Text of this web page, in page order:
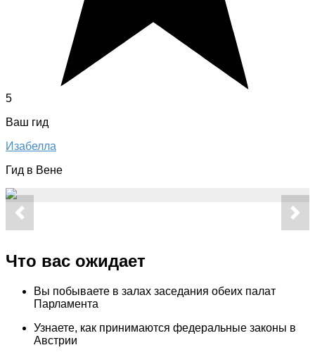
5
Ваш гид
Изабелла
Гид в Вене
Что вас ожидает
Вы побываете в залах заседания обеих палат
Парламента
Узнаете, как принимаются федеральные законы в
Австрии